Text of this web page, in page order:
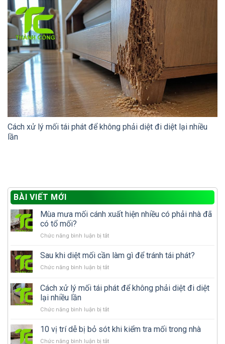
Cách xử lý mối tái phát để không phải diệt đi diệt lại nhiều
lần
BÀI VIẾT MỚI
Mùa mưa mối cánh xuất hiện nhiều có phải nhà đã
có tổ mối?
Chức năng bình luận bị tắtở
mưa
cánh
hiện
phải
đã
Sau khi diệt mối cần làm gì để tránh tái phát?
Chức năng bình luận bị tắtở
khi
diệt
cần
gì
Cách xử lý mối tái phát để không phải diệt đi diệt
lại nhiều lần
Chức năng bình luận bị tắtở
xử
10 vị trí dễ bị bỏ sót khi kiểm tra mối trong nhà
Chức năng bình luận bị tắtở